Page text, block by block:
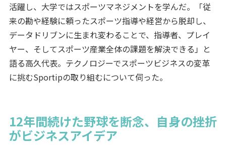
活躍し、大学ではスポーツマネジメントを学んだ。「従
来の勘や経験に頼ったスポーツ指導や経営から脱却し、
データドリブンに生まれ変わることで、指導者、プレイ
ヤー、そしてスポーツ産業全体の課題を解決できる」と
語る高久代表。テクノロジーでスポーツビジネスの変革
に挑むSportipの取り組むについて伺った。
12年間続けた野球を断念、自身の挫折
がビジネスアイデア